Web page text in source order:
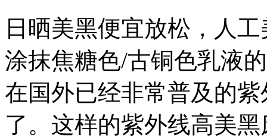
日晒美黑便宜放松，人
涂抹焦糖色/古铜色乳液
在国外已经非常普及的
了。这样的紫外线高美